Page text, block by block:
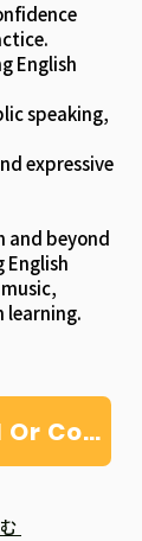
English
speaking,
expressive
and beyond
learning.
Book A Free Trial Or Consultation